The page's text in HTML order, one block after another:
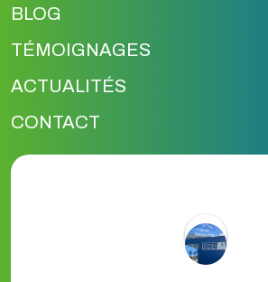
BLOG
TÉMOIGNAGES
ACTUALITÉS
CONTACT